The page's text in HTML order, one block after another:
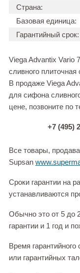
Страна:
Базовая единица:
Гарантийный срок:
Viega Advantix Vario
сливного плиточная
В продаже Viega
для сифона
цене, позвоните по
+7 (495)
Все товары,
Supsan
Сроки гарантии на
устанавливаются
Обычно это от 5 до
гарантии и 1 год и
Время гарантийного
или гарантийных